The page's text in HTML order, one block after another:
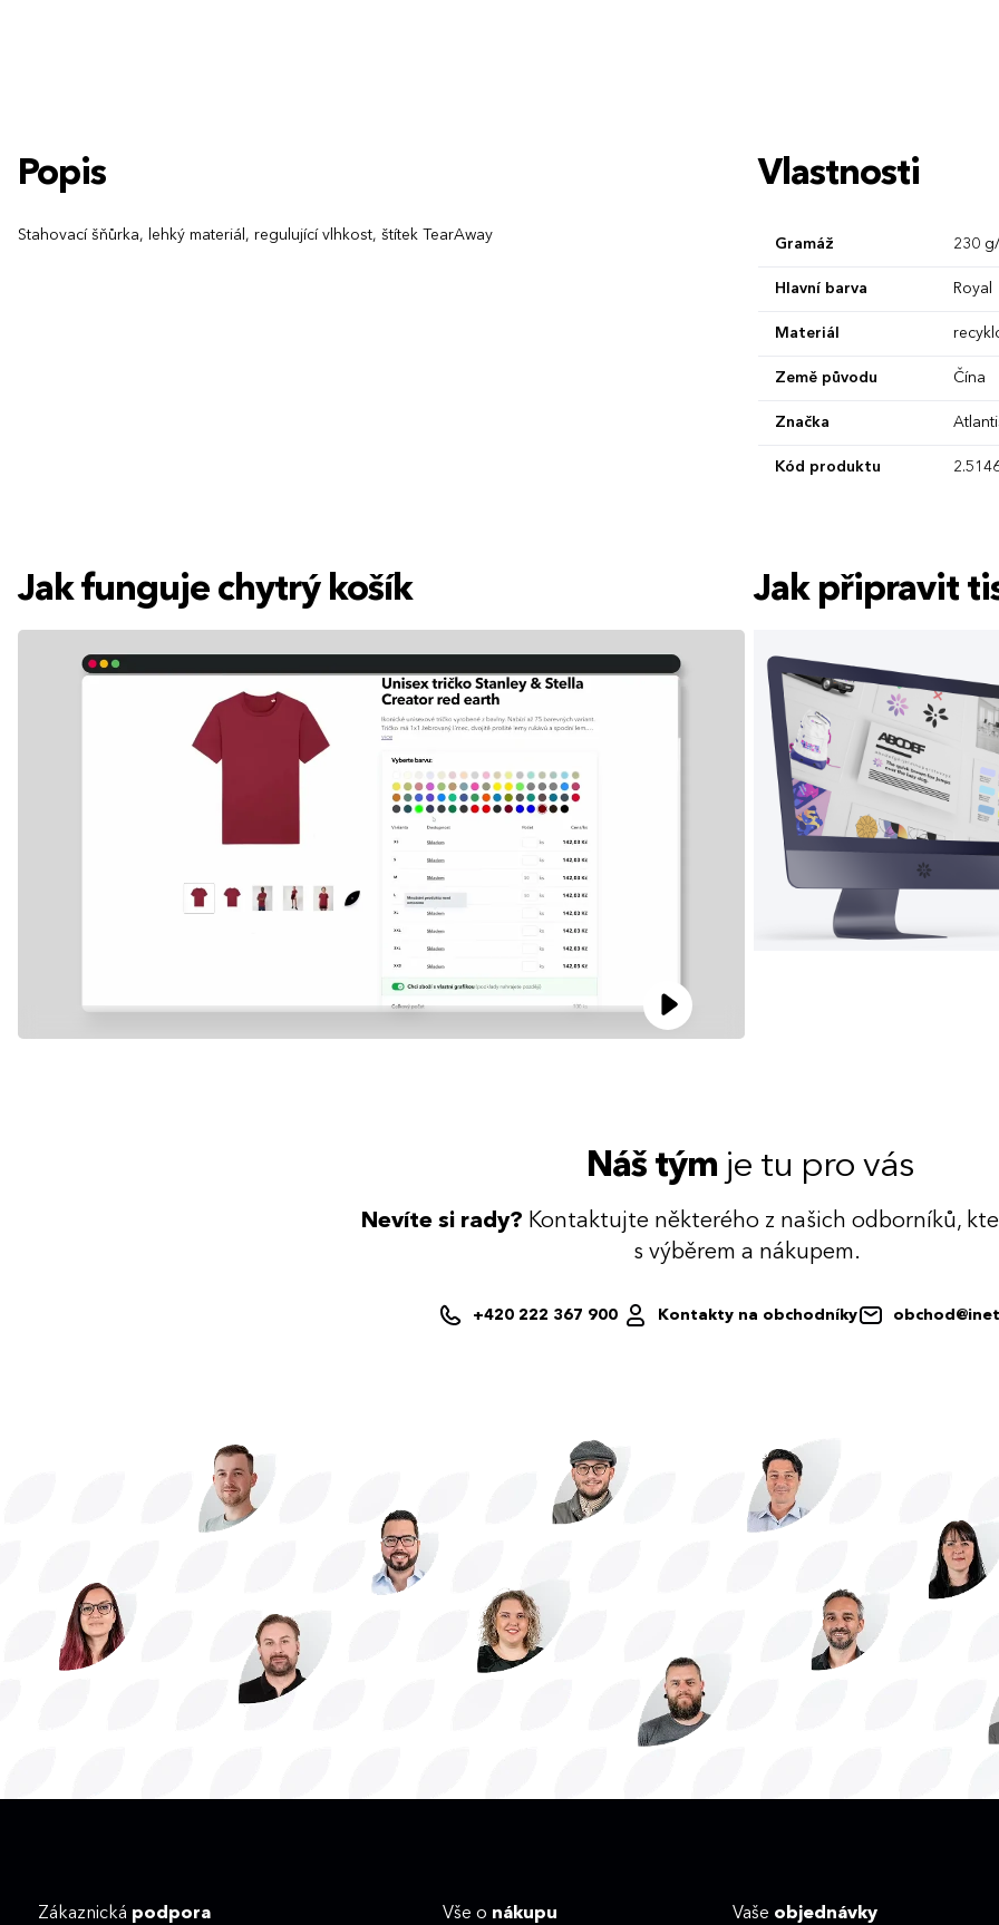
Popis
Stahovací šňůrka, lehký materiál, regulující vlhkost, štítek TearAway
Vlastnosti
Gramáž 230
Hlavní barva Royal
Materiál
Země původu Čína
Značka
Kód produktu
Jak funguje chytrý košík Jak připravit
Náš tým je tu pro vás
Nevíte si rady? Kontaktujte některého z našich odborníků,
s výběrem a nákupem.
+420 222 367 900 Kontakty na obchodníky
Zákaznická podpora Vše o nákupu Vaše objednávky